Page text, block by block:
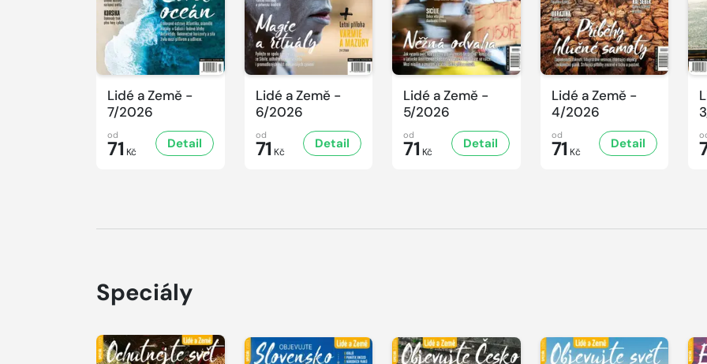
Lidé a Země -
7/2026
od
71 Kč
Detail
Lidé a Země -
6/2026
od
71 Kč
Detail
Lidé a Země -
5/2026
od
71 Kč
Detail
Lidé a Země -
4/2026
od
71 Kč
Detail
Speciály